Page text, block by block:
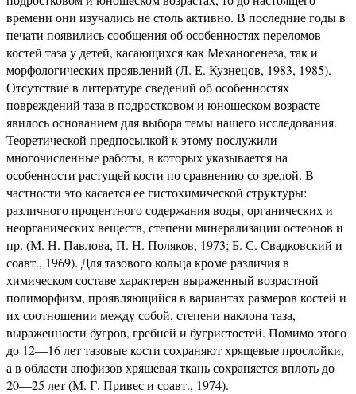
времени они изучались не столь активно. В последние годы в
печати появились сообщения об особенностях переломов
костей таза у детей, касающихся как Механогенеза, так и
морфологических проявлений (Л. Е. Кузнецов, 1983, 1985).
Отсутствие в литературе сведений об особенностях
повреждений таза в подростковом и юношеском возрасте
явилось основанием для выбора темы нашего исследования.
Теоретической предпосылкой к этому послужили
многочисленные работы, в которых указывается на
особенности растущей кости по сравнению со зрелой. В
частности это касается ее гистохимической структуры:
различного процентного содержания воды, органических и
неорганических веществ, степени минерализации остеонов и
пр. (М. Н. Павлова, П. Н. Поляков, 1973; Б. С. Свадковский и
соавт., 1969). Для тазового кольца кроме различия в
химическом составе характерен выраженный возрастной
полиморфизм, проявляющийся в вариантах размеров костей и
их соотношении между собой, степени наклона таза,
выраженности бугров, гребней и бугристостей. Помимо этого
до 12—16 лет тазовые кости сохраняют хрящевые прослойки,
а в области апофизов хрящевая ткань сохраняется вплоть до
20—25 лет (М. Г. Привес и соавт., 1974).